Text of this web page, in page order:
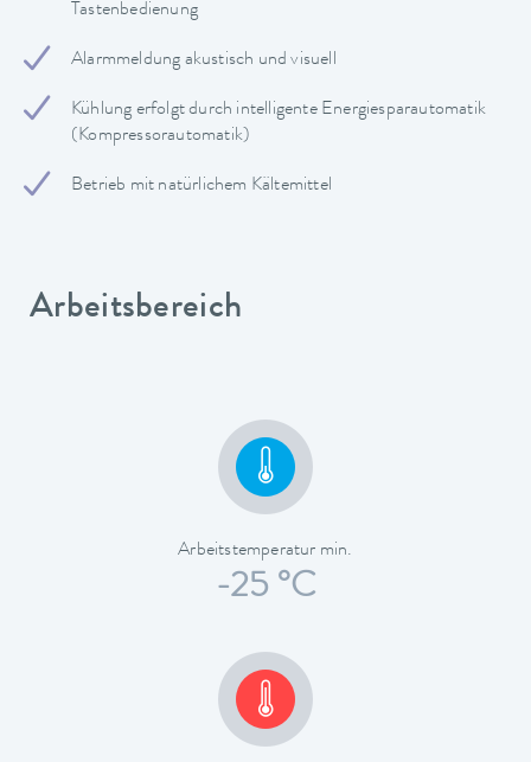
Tastenbedienung
Alarmmeldung akustisch und visuell
Kühlung erfolgt durch intelligente Energiesparautomatik
(Kompressorautomatik)
Betrieb mit natürlichem Kältemittel
Arbeitsbereich
Arbeitstemperatur min.
-25 °C